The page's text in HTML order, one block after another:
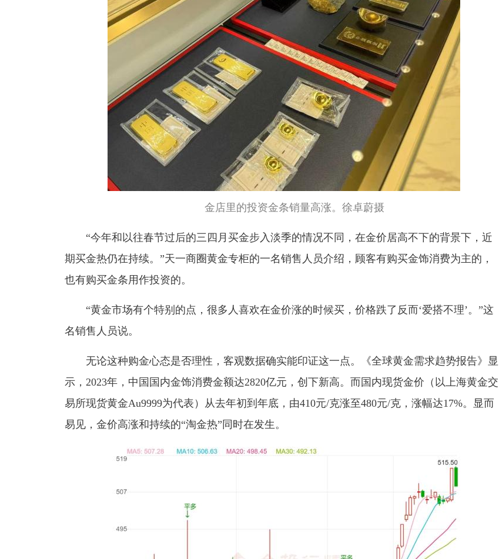
金店里的投资金条销量高涨。徐卓蔚摄
“今年和以往春节过后的三四月买金步入淡季的情况不同，在金价居高不下的背景下，近
期买金热仍在持续。”天一商圈黄金专柜的一名销售人员介绍，顾客有购买金饰消费为主的，
也有购买金条用作投资的。
“黄金市场有个特别的点，很多人喜欢在金价涨的时候买，价格跌了反而‘爱搭不理’。”这
名销售人员说。
无论这种购金心态是否理性，客观数据确实能印证这一点。《全球黄金需求趋势报告》显
示，2023年，中国国内金饰消费金额达2820亿元，创下新高。而国内现货金价（以上海黄金交
易所现货黄金Au9999为代表）从去年初到年底，由410元/克涨至480元/克，涨幅达17%。显而
易见，金价高涨和持续的“淘金热”同时在发生。